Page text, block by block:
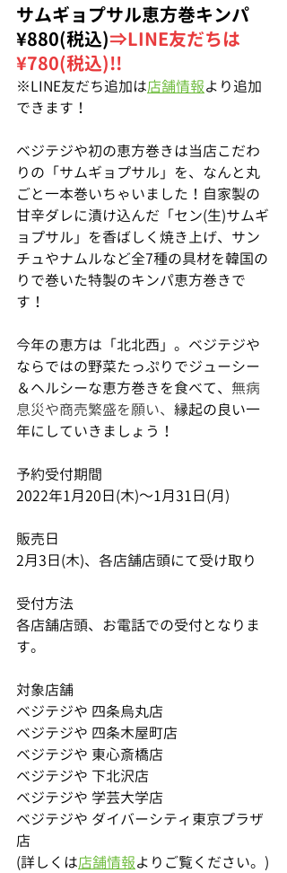
サムギョプサル恵方巻キンパ
¥880(税込)⇒LINE友だちは
¥780(税込)!!
※LINE友だち追加は店舗情報より追加
できます！
ベジテジや初の恵方巻きは当店こだわ
りの「サムギョプサル」を、なんと丸
ごと一本巻いちゃいました！自家製の
甘辛ダレに漬け込んだ「セン(生)サムギ
ョプサル」を香ばしく焼き上げ、サン
チュやナムルなど全7種の具材を韓国の
りで巻いた特製のキンパ恵方巻きで
す！
今年の恵方は「北北西」。ベジテジや
ならではの野菜たっぷりでジューシー
＆ヘルシーな恵方巻きを食べて、 無病
息災や商売繁盛を願い、 縁起の良い一
年にしていきましょう！
予約受付期間
2022年1月20日(木)～1月31日(月)
販売日
2月3日(木)、各店舗店頭にて受け取り
受付方法
各店舗店頭、お電話での受付となりま
す。
対象店舗
ベジテジや 四条烏丸店
ベジテジや 四条木屋町店
ベジテジや 東心斎橋店
ベジテジや 下北沢店
ベジテジや 学芸大学店
ベジテジや ダイバーシティ東京プラザ
店
(詳しくは店舗情報よりご覧ください。)